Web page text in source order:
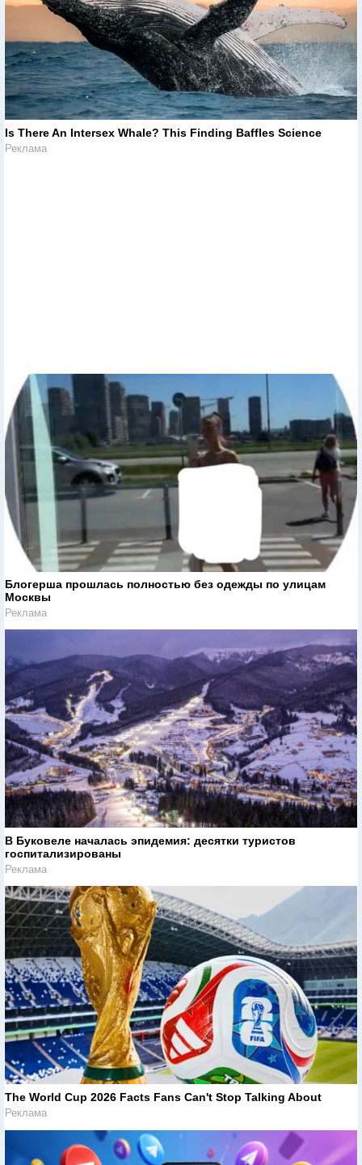
Is There An Intersex Whale? This Finding Baffles Science
Реклама
Блогерша прошлась полностью без одежды по улицам
Москвы
Реклама
В Буковеле началась эпидемия: десятки туристов
госпитализированы
Реклама
The World Cup 2026 Facts Fans Can't Stop Talking About
Реклама